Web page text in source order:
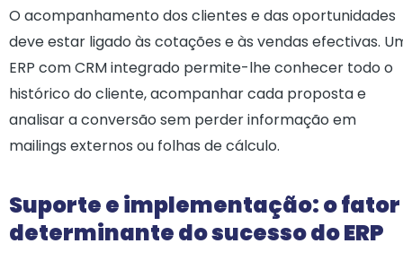
O acompanhamento dos clientes e das oportunidades
deve estar ligado às cotações e às vendas efectivas.
ERP com CRM integrado permite-lhe conhecer todo o
histórico do cliente, acompanhar cada proposta e
analisar a conversão sem perder informação em
mailings externos ou folhas de cálculo.
Suporte e implementação: o fator
determinante do sucesso do ERP